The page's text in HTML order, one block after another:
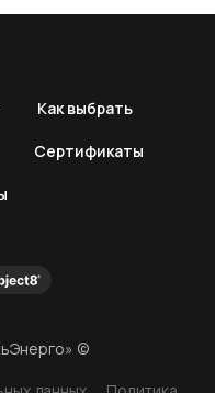
Как выбрать
Сертификаты
©